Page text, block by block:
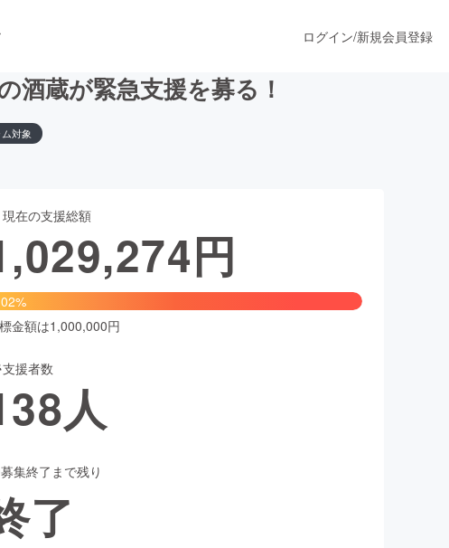
ス
ファッション
ルスケア
ログイン/新規会員登録
酒蔵が緊急支援を募る！
対象
現在の支援総額
円
金額は1,000,000円
支援者数
人
募集終了まで残り
了